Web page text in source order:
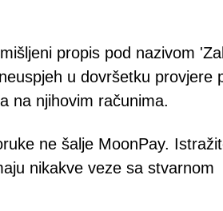
propis pod nazivom
u dovršetku provjere
na njihovim računima.
ne šalje MoonPay.
nikakve veze sa stvarnom